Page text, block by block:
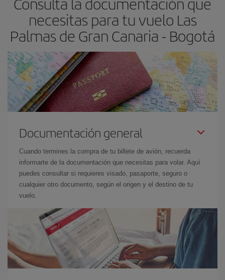
necesitas para tu vuelo Las
Palmas de Gran Canaria - Bogotá
Documentación general
Cuando termines la compra de tu billete de avión, recuerda
informarte de la documentación que necesitas para volar. Aquí
puedes consultar si requieres visado, pasaporte, seguro o
cualquier otro documento, según el origen y el destino de tu
vuelo.